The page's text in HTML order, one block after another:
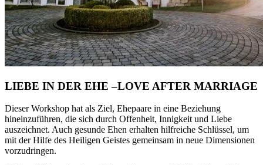
LIEBE IN DER EHE –LOVE AFTER MARRIAGE
Dieser Workshop hat als Ziel, Ehepaare in eine Beziehung
hineinzuführen, die sich durch Offenheit, Innigkeit und Liebe
auszeichnet. Auch gesunde Ehen erhalten hilfreiche Schlüssel, um
mit der Hilfe des Heiligen Geistes gemeinsam in neue Dimensionen
vorzudringen.